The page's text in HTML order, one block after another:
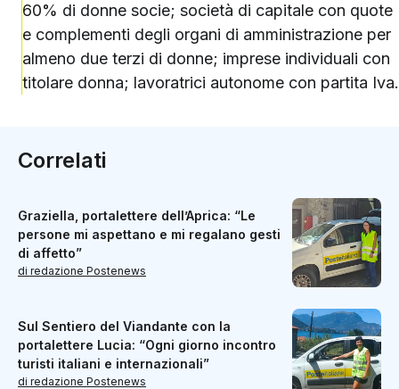
60% di donne socie; società di capitale con quote
e complementi degli organi di amministrazione per
almeno due terzi di donne; imprese individuali con
titolare donna; lavoratrici autonome con partita Iva.
Correlati
Graziella, portalettere dell’Aprica: “Le
persone mi aspettano e mi regalano gesti
di affetto”
di redazione Postenews
Sul Sentiero del Viandante con la
portalettere Lucia: “Ogni giorno incontro
turisti italiani e internazionali”
di redazione Postenews